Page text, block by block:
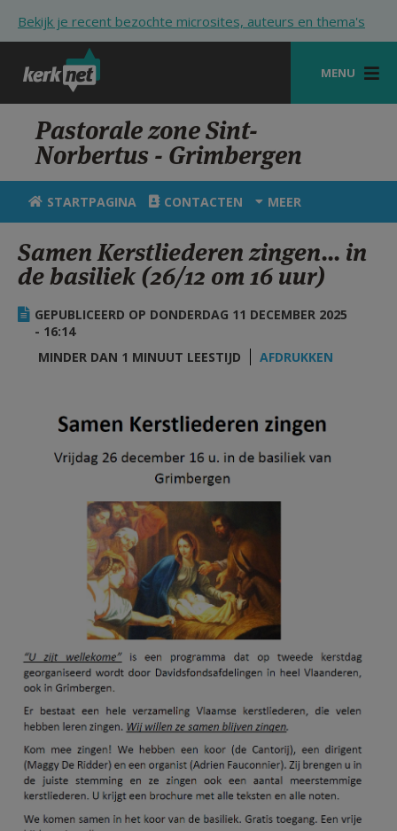
Bekijk je recent bezochte microsites, auteurs en thema's
MENU
STARTPAGINA
KERK
VIERINGEN
ZOEKEN
HULP
STARTPAGINA PORTAAL
AANMELDEN OF REGISTREREN
Pastorale zone Sint-
Norbertus - Grimbergen
STARTPAGINA CONTACTEN MEER
Samen Kerstliederen zingen... in
de basiliek (26/12 om 16 uur)
GEPUBLICEERD OP DONDERDAG 11 DECEMBER 2025
- 16:14
MINDER DAN 1 MINUUT LEESTIJD
AFDRUKKEN